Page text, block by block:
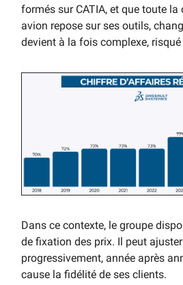
formés sur CATIA, et que toute la
avion repose sur ses outils,
devient à la fois complexe,
Dans ce contexte, le groupe
de fixation des prix. Il peut
progressivement, année après
cause la fidélité de ses clients.